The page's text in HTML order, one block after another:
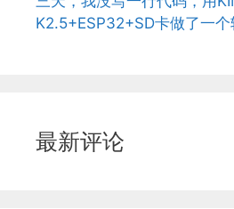
K2.5+ESP32+SD卡做了一
最新评论